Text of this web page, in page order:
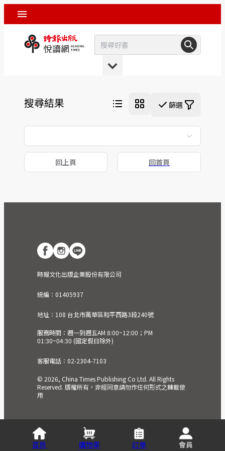
搜尋結果 篩選
回上頁 回首頁
時報文化出版企業股份有限公司
統編：01405937
地址：108 台北市萬華區和平西路3段240號
服務時間：週一到週五AM 8:00~12:00；PM
01:30~04:30 (國定假日除外)
客服電話：02-2304-7103
© 2026, China Times Publishing Co Ltd. All Rights
Reserved. 版權所有，非經同意請勿作任何形式之轉載使
用
首頁 購物車 訂單 會員